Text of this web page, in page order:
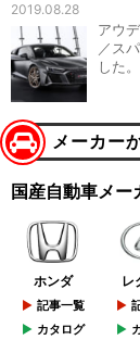
2019.08.28
アウ
／ス
した。
メーカー
国産自動車メー
ホンダ
記事一覧
カタログ
レ